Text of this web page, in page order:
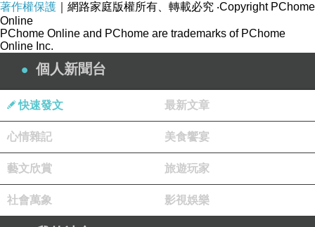
著作權保護 ｜網路家庭版權所有、轉載必究 ‧Copyright PChome
Online
PChome Online and PChome are trademarks of PChome
Online Inc.
個人新聞台
快速發文 最新文章
心情雜記 美食饗宴
藝文欣賞 旅遊玩家
社會萬象 影視娛樂